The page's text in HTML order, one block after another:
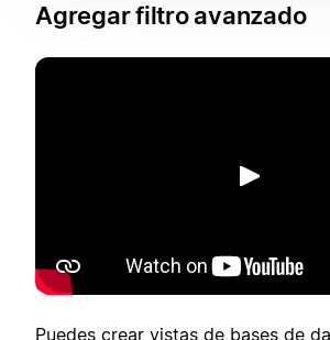
Agregar filtro avanzado
Puedes crear vistas de bases de